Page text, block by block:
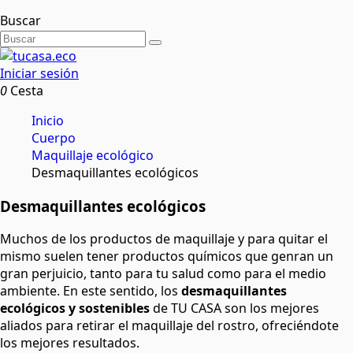
Buscar
Iniciar sesión
0 Cesta
Inicio
Cuerpo
Maquillaje ecológico
Desmaquillantes ecológicos
Desmaquillantes ecológicos
Muchos de los productos de maquillaje y para quitar el
mismo suelen tener productos químicos que genran un
gran perjuicio, tanto para tu salud como para el medio
ambiente. En este sentido, los desmaquillantes
ecológicos y sosteniblesde TU CASA son los mejores
aliados para retirar el maquillaje del rostro, ofreciéndote
los mejores resultados.